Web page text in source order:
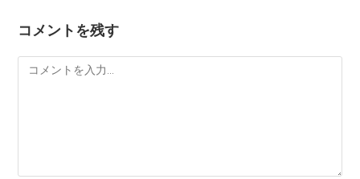
コメントを残す